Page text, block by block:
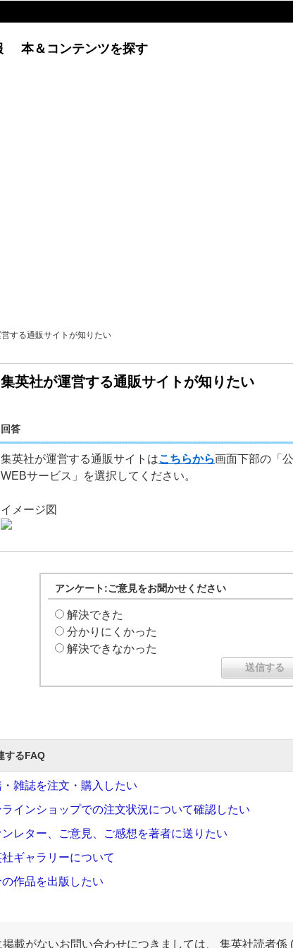
本＆コンテンツを探す
する通販サイトが知りたい
集英社が運営する通販サイトが知りたい
回答
集英社が運営する通販サイトはこちらから画面下部の「
WEBサービス」を選択してください。
イメージ図
アンケート:ご意見をお聞かせください
解決できた
分かりにくかった
解決できなかった
するFAQ
雑誌を注文・購入したい
ラインショップでの注文状況について確認したい
ンレター、ご意見、ご感想を著者に送りたい
ギャラリーについて
の作品を出版したい
掲載がないお問い合わせにつきましては、 集英社読者